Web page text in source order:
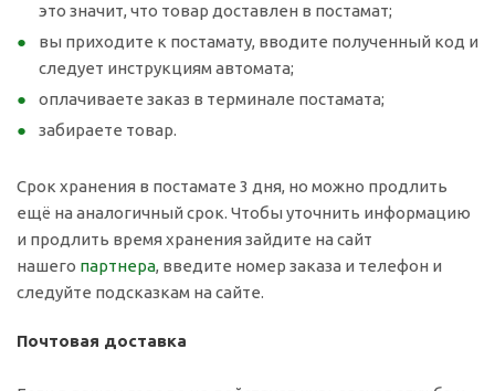
это значит, что товар доставлен в постамат;
вы приходите к постамату, вводите полученный код и
следует инструкциям автомата;
оплачиваете заказ в терминале постамата;
забираете товар.
Срок хранения в постамате 3 дня, но можно продлить
ещё на аналогичный срок. Чтобы уточнить информацию
и продлить время хранения зайдите на сайт
нашего партнера, введите номер заказа и телефон и
следуйте подсказкам на сайте.
Почтовая доставка